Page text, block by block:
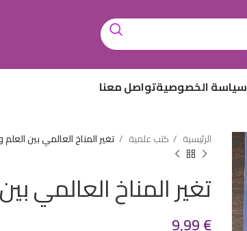
سياسة الخصوصيةتواصل معنا
الرئيسية كتب علمية تغير المناخ العالمي بين
تغير المناخ العالمي
9,99€